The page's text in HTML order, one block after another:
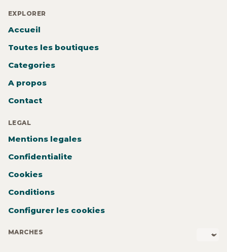
EXPLORER
Accueil
Toutes les boutiques
Categories
A propos
Contact
LEGAL
Mentions legales
Confidentialite
Cookies
Conditions
Configurer les cookies
MARCHES